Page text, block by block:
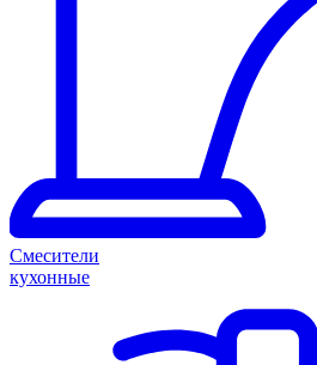
Смесители
кухонные